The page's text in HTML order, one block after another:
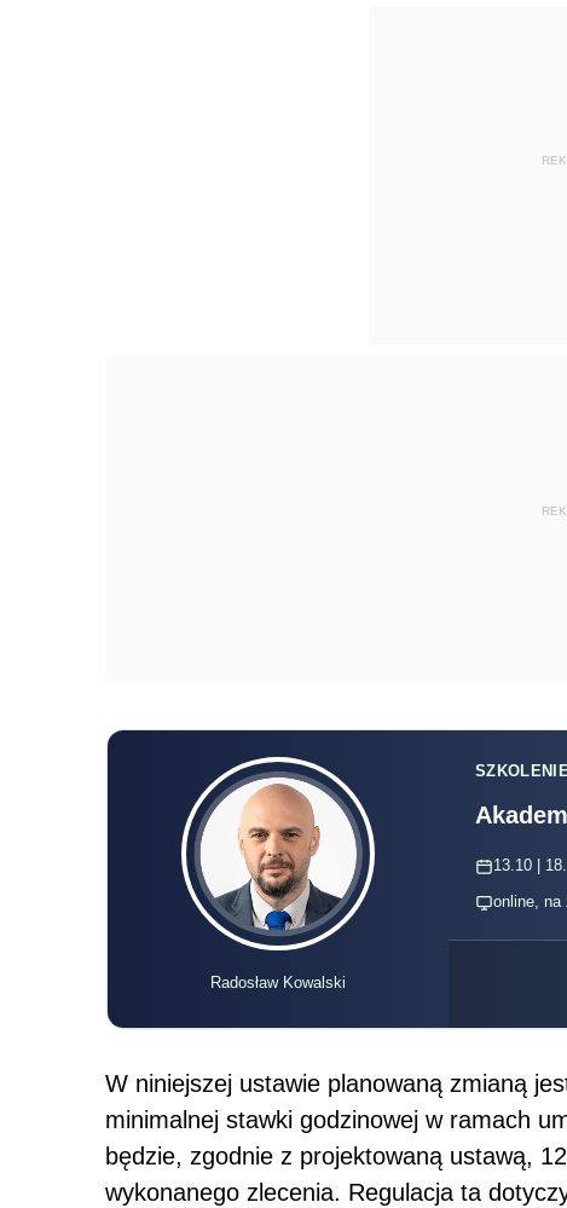
Radosław Kowalski
13.10 |
online, na
W niniejszej ustawie planowaną zmianą
minimalnej stawki godzinowej w ramach
będzie, zgodnie z projektowaną ustawą,
wykonanego zlecenia. Regulacja ta